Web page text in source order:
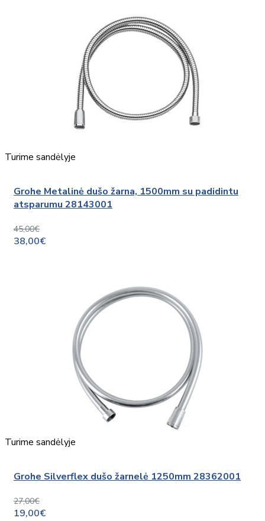
Turime sandėlyje
Grohe Metalinė dušo žarna, 1500mm su padidintu
atsparumu 28143001
45,00€
38,00€
Turime sandėlyje
Grohe Silverflex dušo žarnelė 1250mm 28362001
27,00€
19,00€